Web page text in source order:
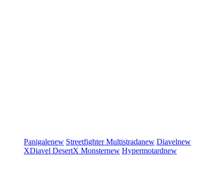
Panigalenew StreetfighterMultistradanew Diavelnew
XDiavel DesertX Monsternew Hypermotardnew